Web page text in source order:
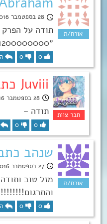
28 בספטמבר 2016, 3:21
תודה על
״1200000000 ״(או מידטו גוזאימנשטה)
0
0
Juviii כתב/ה:
28 בספטמבר 2016, 15:11
תודה ~
0
0
שנהב
27 בספטמבר 2016, 23:23
מזל טוב
והתרגום!!!!!!!!
0
0